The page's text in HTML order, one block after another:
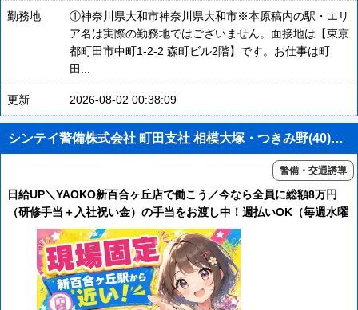
勤務地
①神奈川県大和市神奈川県大和市※本原稿内の駅・エリ
ア名は実際の勤務地ではございません。面接地は【東京
都町田市中町1-2-2 森町ビル2階】です。お仕事は町
田...
更新 2026-08-02 00:38:09
シンテイ警備株式会社 町田支社 相模大塚・つきみ野(40)エリア/A3203200109
警備・交通誘導
日給UP＼YAOKO新百合ヶ丘店で働こう／今なら全員に総額8万円
（研修手当＋入社祝い金）の手当をお渡し中！週払いOK（毎週水曜
日が給料日）★新百合ヶ丘駅チカでアクセスも良し◎面接は町田支
社で行います♪